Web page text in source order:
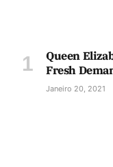
Queen
Fresh
Janeiro 20, 2021